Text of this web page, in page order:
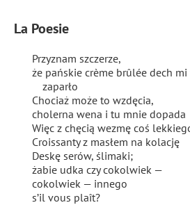
La Poesie
Przyznam szczerze,
że pańskie crème brûlée dech
zaparło
Chociaż może to wzdęcia,
cholerna wena i tu mnie dopada
Więc z chęcią wezmę coś
Croissanty z masłem na kolację
Deskę serów, ślimaki;
żabie udka czy cokolwiek —
cokolwiek — innego
s’il vous plaît?